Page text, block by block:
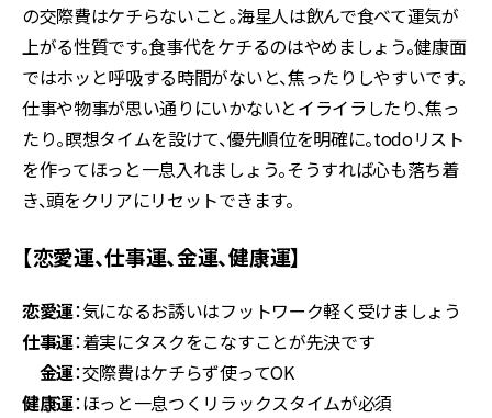
の交際費はケチらないこと。海星人は飲んで食べて運気が
上がる性質です。食事代をケチるのはやめましょう。健康面
ではホッと呼吸する時間がないと、焦ったりしやすいです。
仕事や物事が思い通りにいかないとイライラしたり、焦っ
たり。瞑想タイムを設けて、優先順位を明確に。todoリスト
を作ってほっと一息入れましょう。そうすれば心も落ち着
き、頭をクリアにリセットできます。
【恋愛運、仕事運、金運、健康運】
恋愛運：気になるお誘いはフットワーク軽く受けましょう
仕事運：着実にタスクをこなすことが先決です
金運：交際費はケチらず使ってOK
健康運：ほっと一息つくリラックスタイムが必須